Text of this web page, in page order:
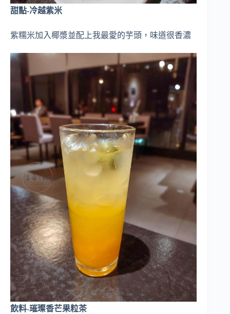
甜點-冷越紫米
紫糯米加入椰漿並配上我最愛的芋頭，味道很香濃
飲料-璀璨香芒果粒茶